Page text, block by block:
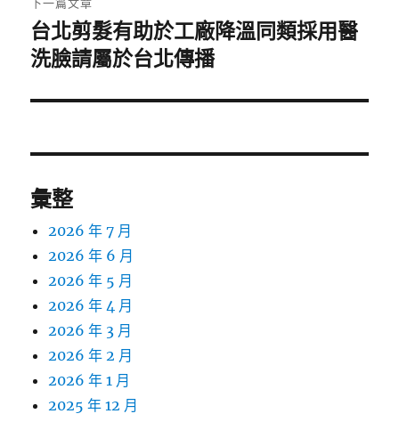
下
一
文
台北剪髮有助於工廠降溫同類採用醫
洗臉請屬於台北傳播
彙整
2026 年 7 月
2026 年 6 月
2026 年 5 月
2026 年 4 月
2026 年 3 月
2026 年 2 月
2026 年 1 月
2025 年 12 月